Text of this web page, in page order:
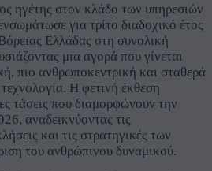
ηγέτης στον κλάδο των υπηρεσιών
για τρίτο διαδοχικό έτος
Ελλάδας στη συνολική
μια αγορά που γίνεται
πιο ανθρωποκεντρική και σταθερά
Η φετινή έκθεση
τάσεις που διαμορφώνουν την
αναδεικνύοντας τις
και τις στρατηγικές των
του ανθρώπινου δυναμικού.